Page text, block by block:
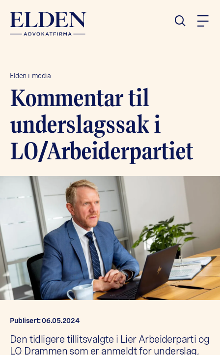
Elden i media
Kommentar til
underslagssak i
LO/Arbeiderpartiet
Publisert: 06.05.2024
Den tidligere tillitsvalgte i Lier Arbeiderparti og
LO Drammen som er anmeldt for underslag,